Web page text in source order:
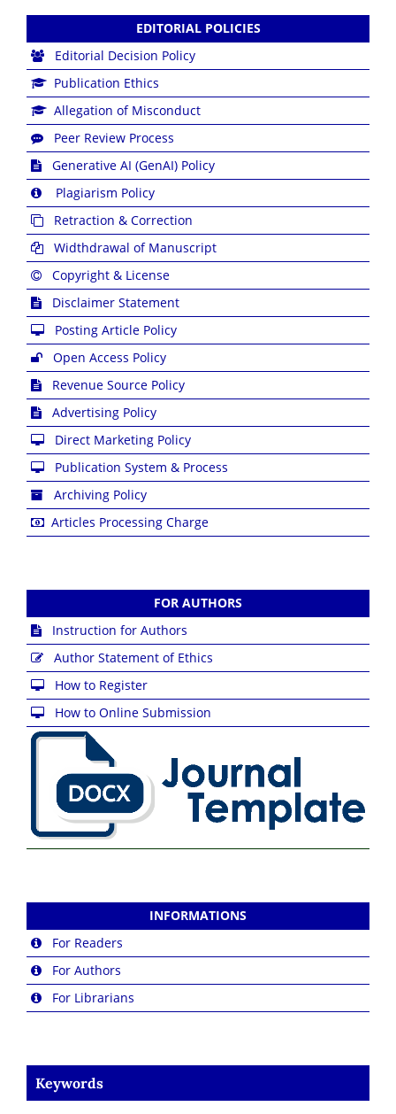
EDITORIAL POLICIES
Editorial Decision Policy
Publication Ethics
Allegation of Misconduct
Peer Review Process
Generative AI (GenAI) Policy
Plagiarism Policy
Retraction & Correction
Widthdrawal of Manuscript
Copyright & License
Disclaimer Statement
Posting Article Policy
Open Access Policy
Revenue Source Policy
Advertising Policy
Direct Marketing Policy
Publication System & Process
Archiving Policy
Articles Processing Charge
FOR AUTHORS
Instruction for Authors
Author Statement of Ethics
How to Register
How to Online Submission
INFORMATIONS
For Readers
For Authors
For Librarians
Keywords